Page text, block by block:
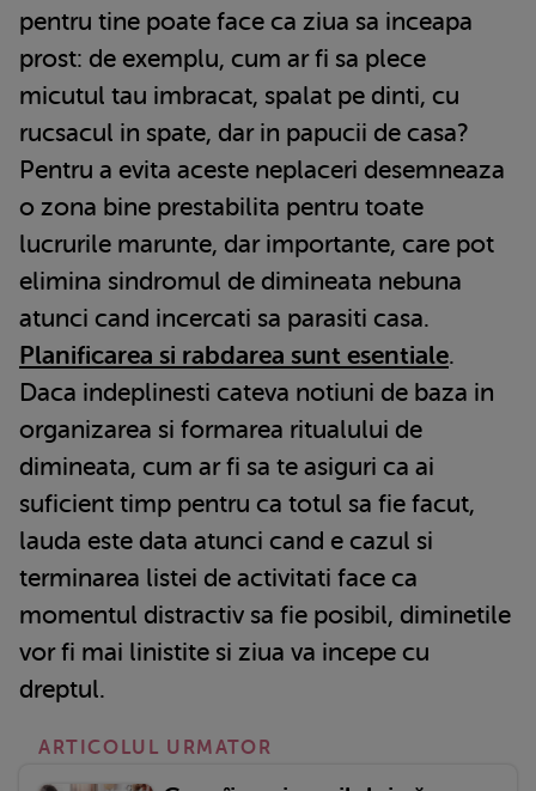
pentru tine poate face ca ziua sa inceapa
prost: de exemplu, cum ar fi sa plece
micutul tau imbracat, spalat pe dinti, cu
rucsacul in spate, dar in papucii de casa?
Pentru a evita aceste neplaceri desemneaza
o zona bine prestabilita pentru toate
lucrurile marunte, dar importante, care pot
elimina sindromul de dimineata nebuna
atunci cand incercati sa parasiti casa.
Planificarea si rabdarea sunt esentiale.
Daca indeplinesti cateva notiuni de baza in
organizarea si formarea ritualului de
dimineata, cum ar fi sa te asiguri ca ai
suficient timp pentru ca totul sa fie facut,
lauda este data atunci cand e cazul si
terminarea listei de activitati face ca
momentul distractiv sa fie posibil, diminetile
vor fi mai linistite si ziua va incepe cu
dreptul.
ARTICOLUL URMATOR